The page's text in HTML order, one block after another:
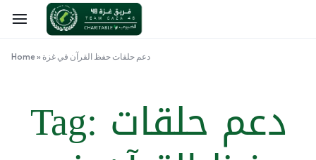
Home» دعم حلقات حفظ القرآن في غزة
Tag: دعم حلقات